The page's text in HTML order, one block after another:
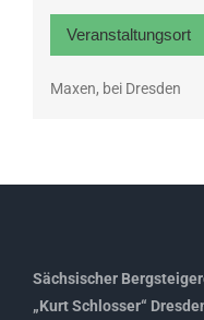
Veranstaltungsort
Maxen, bei Dresden
Sächsischer
„Kurt Schlosser“